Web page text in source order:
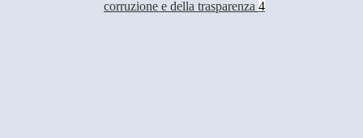
corruzione e della trasparenza 4